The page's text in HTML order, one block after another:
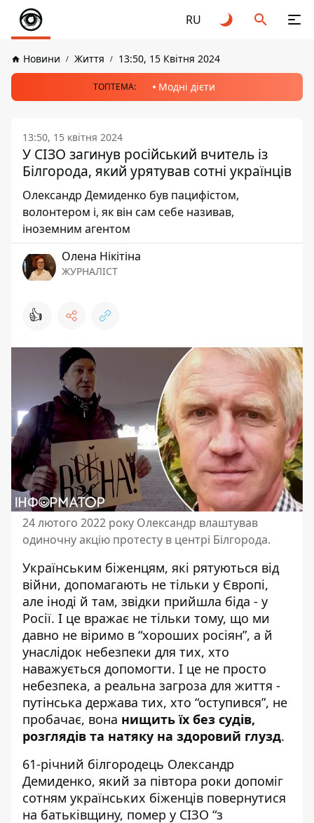
RU
Новини Життя 13:50, 15 Квітня 2024
ТОПТЕМА: Модні дієти
13:50, 15 квітня 2024
У СІЗО загинув російський вчитель із
Білгорода, який урятував сотні українців
Олександр Демиденко був пацифістом,
волонтером і, як він сам себе називав,
іноземним агентом
Олена Нікітіна
ЖУРНАЛІСТ
👍
24 лютого 2022 року Олександр влаштував
одиночну акцію протесту в центрі Білгорода.
Українським біженцям, які рятуються від
війни, допомагають не тільки у Європі,
але іноді й там, звідки прийшла біда - у
Росії. І це вражає не тільки тому, що ми
давно не віримо в “хороших росіян”, а й
унаслідок небезпеки для тих, хто
наважується допомогти. І це не просто
небезпека, а реальна загроза для життя -
путінська держава тих, хто “оступився”, не
пробачає, вона нищить їх без судів,
розглядів та натяку на здоровий глузд.
61-річний білгородець Олександр
Демиденко, який за півтора роки допоміг
сотням українських біженців повернутися
на батьківщину, помер у СІЗО “з